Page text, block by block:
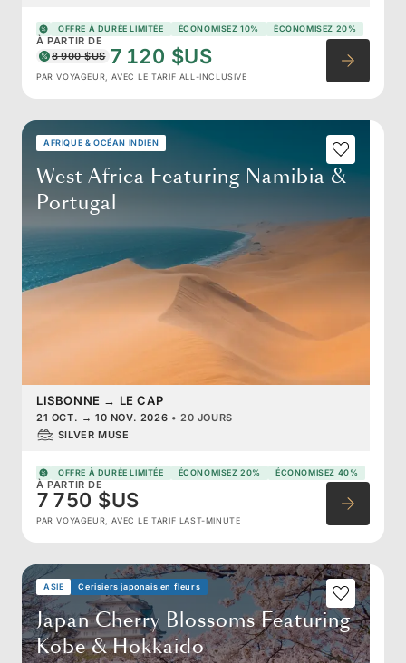
OFFRE À DURÉE LIMITÉE ÉCONOMISEZ 10% ÉCONOMISEZ 20%
À PARTIR DE
8 900 $US 7 120 $US
PAR VOYAGEUR, AVEC LE TARIF ALL-INCLUSIVE
AFRIQUE & OCÉAN INDIEN
West Africa Featuring Namibia &
Portugal
LISBONNE → LE CAP
21 OCT. → 10 NOV. 2026 •20 JOURS
SILVER MUSE
OFFRE À DURÉE LIMITÉE ÉCONOMISEZ 20% ÉCONOMISEZ 40%
À PARTIR DE
7 750 $US
PAR VOYAGEUR, AVEC LE TARIF LAST-MINUTE
ASIE Cerisiers japonais en fleurs
Japan Cherry Blossoms Featuring
Kobe & Hokkaido